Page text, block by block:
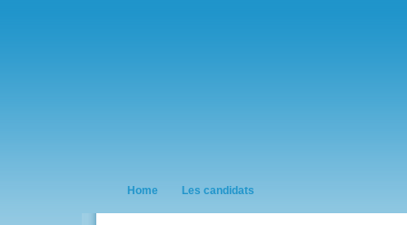
Home Les candidats